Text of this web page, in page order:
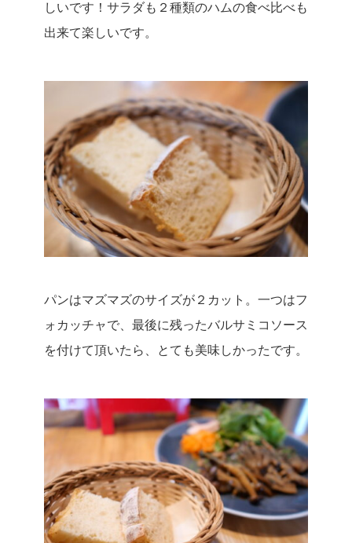
しいです！ サラダも２種類のハムの食べ比べも
出来て楽しいです。
パンはマズマズのサイズが２カット。 一つはフ
ォカッチャで、最後に残ったバルサミコソース
を付けて頂いたら、とても美味しかったです。